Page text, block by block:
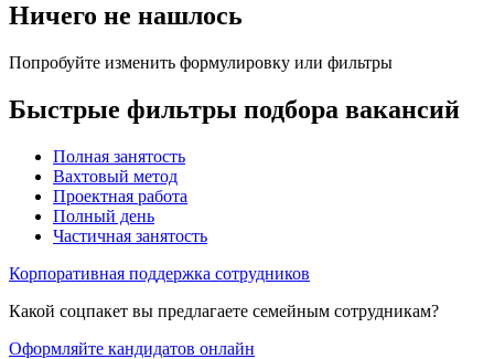
Ничего не нашлось
Попробуйте изменить формулировку или фильтры
Быстрые фильтры подбора вакансий
Полная занятость
Вахтовый метод
Проектная работа
Полный день
Частичная занятость
Корпоративная поддержка сотрудников
Какой соцпакет вы предлагаете семейным сотрудникам?
Оформляйте кандидатов онлайн